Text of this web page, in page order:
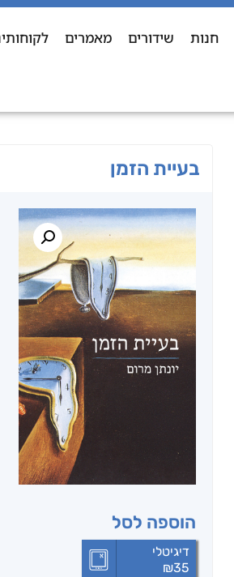
חנות שידורים מאמרים
בעיית הזמן
הוספה לסל
דיגיטלי
₪35